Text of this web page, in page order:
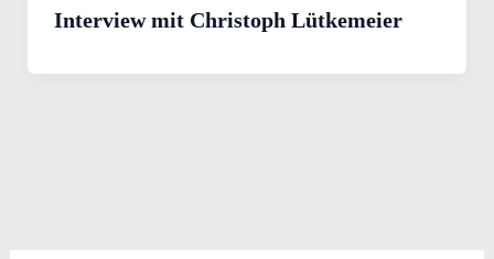
Interview mit Christoph Lütkemeier